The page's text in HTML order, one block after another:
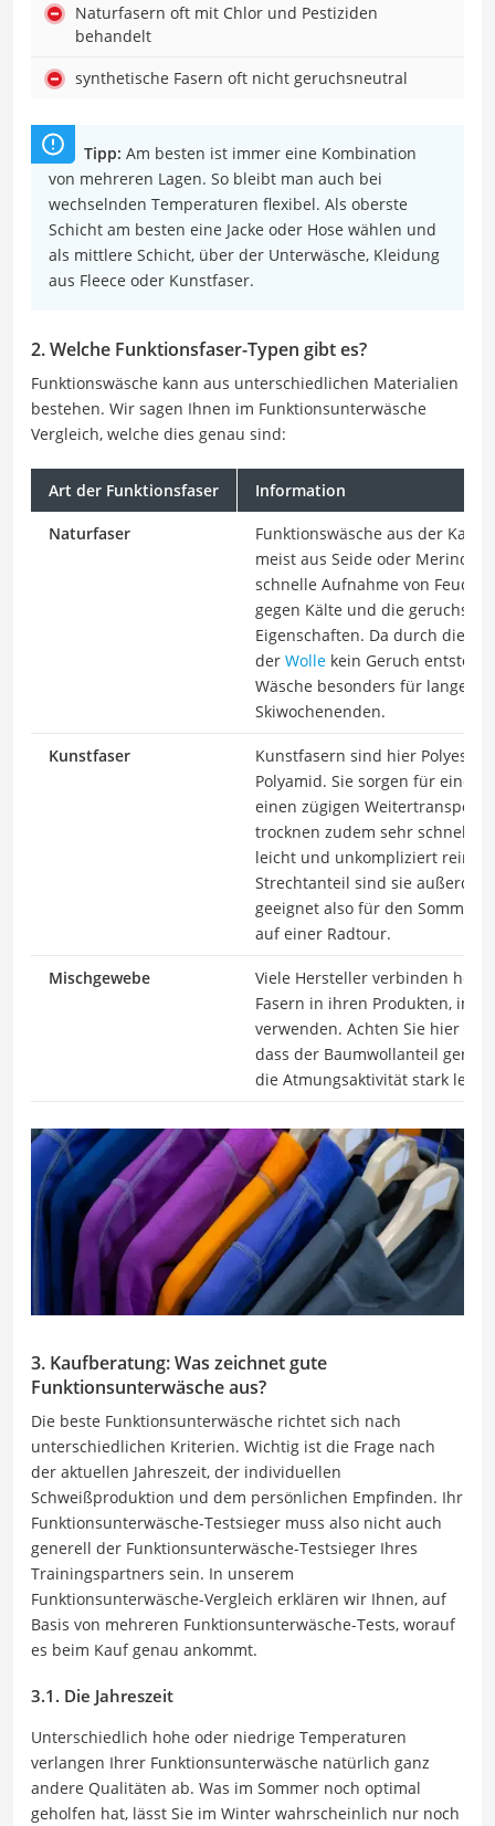
Naturfasern oft mit Chlor und Pestiziden
behandelt
synthetische Fasern oft nicht geruchsneutral
Tipp: Am besten ist immer eine Kombination
von mehreren Lagen. So bleibt man auch bei
wechselnden Temperaturen flexibel. Als oberste
Schicht am besten eine Jacke oder Hose wählen und
als mittlere Schicht, über der Unterwäsche, Kleidung
aus Fleece oder Kunstfaser.
2. Welche Funktionsfaser-Typen gibt es?
Funktionswäsche kann aus unterschiedlichen Materialien
bestehen. Wir sagen Ihnen im Funktionsunterwäsche
Vergleich, welche dies genau sind:
Art der Funktionsfaser Information
Naturfaser
Funktionswäsche aus der
meist aus Seide oder
schnelle Aufnahme von
gegen Kälte und die
Eigenschaften. Da durch die
der Wolle kein Geruch entsteht
Wäsche besonders für lange
Skiwochenenden.
Kunstfaser
Kunstfasern sind hier
Polyamid. Sie sorgen für eine
einen zügigen Weitertransport
trocknen zudem sehr schnell.
leicht und unkompliziert
Strechtanteil sind sie
geeignet also für den Sommer,
auf einer Radtour.
Mischgewebe
Viele Hersteller verbinden
Fasern in ihren Produkten,
verwenden. Achten Sie hier
dass der Baumwollanteil
die Atmungsaktivität stark
3. Kaufberatung: Was zeichnet gute
Funktionsunterwäsche aus?
Die beste Funktionsunterwäsche richtet sich nach
unterschiedlichen Kriterien. Wichtig ist die Frage nach
der aktuellen Jahreszeit, der individuellen
Schweißproduktion und dem persönlichen Empfinden. Ihr
Funktionsunterwäsche-Testsieger muss also nicht auch
generell der Funktionsunterwäsche-Testsieger Ihres
Trainingspartners sein. In unserem
Funktionsunterwäsche-Vergleich erklären wir Ihnen, auf
Basis von mehreren Funktionsunterwäsche-Tests, worauf
es beim Kauf genau ankommt.
3.1. Die Jahreszeit
Unterschiedlich hohe oder niedrige Temperaturen
verlangen Ihrer Funktionsunterwäsche natürlich ganz
andere Qualitäten ab. Was im Sommer noch optimal
geholfen hat, lässt Sie im Winter wahrscheinlich nur noch